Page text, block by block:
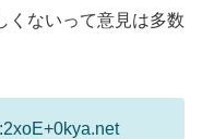
くないって意見は多数